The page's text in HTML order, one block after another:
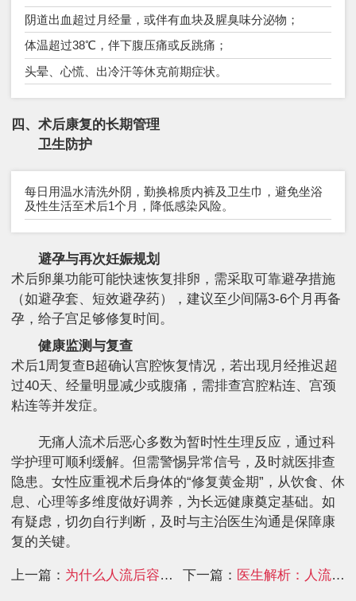
阴道出血超过月经量，或伴有血块及腥臭味分泌物；
体温超过38℃，伴下腹压痛或反跳痛；
头晕、心慌、出冷汗等休克前期症状。
四、术后康复的长期管理
卫生防护
每日用温水清洗外阴，勤换棉质内裤及卫生巾，避免坐浴
及性生活至术后1个月，降低感染风险。
避孕与再次妊娠规划
术后卵巢功能可能快速恢复排卵，需采取可靠避孕措施
（如避孕套、短效避孕药），建议至少间隔3-6个月再备
孕，给子宫足够修复时间。
健康监测与复查
术后1周复查B超确认宫腔恢复情况，若出现月经推迟超
过40天、经量明显减少或腹痛，需排查宫腔粘连、宫颈
粘连等并发症。
无痛人流术后恶心多数为暂时性生理反应，通过科
学护理可顺利缓解。但需警惕异常信号，及时就医排查
隐患。女性应重视术后身体的“修复黄金期”，从饮食、休
息、心理等多维度做好调养，为长远健康奠定基础。如
有疑虑，切勿自行判断，及时与主治医生沟通是保障康
复的关键。
上一篇： 为什么人流后容易出现情绪波动与焦虑
下一篇： 医生解析：人流后